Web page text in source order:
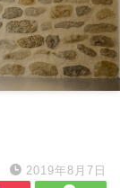
2019年8月7日